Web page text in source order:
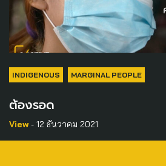
INDIGENOUS MARGINAL PEOPLE
ต้องรอด
View- 12 ธันวาคม 2021